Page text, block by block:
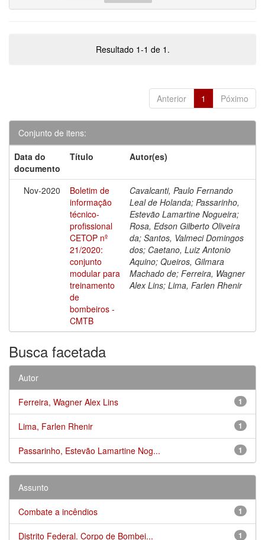
Resultado 1-1 de 1.
Anterior 1 Póximo
Conjunto de itens:
Data do
documento
Título Autor(es)
Nov-2020
Boletim de
informação
técnico-
profissional
CETOP nº
21/2020:
conjunto
modular para
treinamento
de
bombeiros -
CMTB
Cavalcanti, Paulo Fernando
Leal de Holanda; Passarinho,
Estevão Lamartine Nogueira;
Rosa, Edson Gilberto Oliveira
da; Santos, Valmeci Domingos
dos; Caetano, Luiz Antonio
Aquino; Queiros, Gilmara
Machado de; Ferreira, Wagner
Alex Lins; Lima, Farlen Rhenir
Busca facetada
Autor
1
Ferreira, Wagner Alex Lins
1
Lima, Farlen Rhenir
1
Passarinho, Estevão Lamartine Nog...
Assunto
1
Combate a incêndios
1
Distrito Federal. Corpo de Bombei...